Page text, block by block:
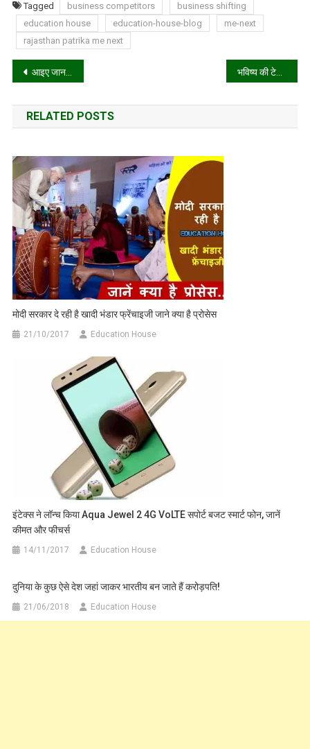
Tagged business competitors
business shifting
education house
education-house-blog
me-next
rajasthan patrika me next
Post
navigation
आइए जानते हैं एप्पल आईओएस 11 में क्या है खास! भविष्य की टेक्नोलॉजी – टेक्नोलॉजी का बदल रहा है चेहरा!
RELATED POSTS
मोदी सरकार दे रही है खादी भंडार फ्रेंचाइजी जाने क्या है प्रोसेस
21/10/2017 Education House
इंटेक्स ने लॉन्च किया Aqua Jewel 2 4G VoLTE सपोर्ट बजट स्मार्ट फोन, जानें
कीमत और फीचर्स
14/11/2017 Education House
दुनिया के कुछ ऐसे देश जहां जाकर भारतीय बन जाते हैं करोड़पति!
21/06/2018 Education House